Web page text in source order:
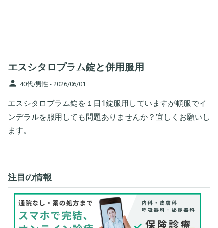
エスシタロプラム錠と併用服用
person 40代/男性 - 2026/06/01
エスシタロプラム錠を１日1錠服用していますが頓服でイ
ンデラルを服用しても問題ありませんか？宜しくお願いし
ます。
注目の情報